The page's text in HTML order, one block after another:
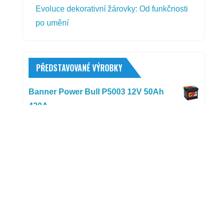
Evoluce dekorativní žárovky: Od funkčnosti
po umění
PŘEDSTAVOVANÉ VÝROBKY
Banner Power Bull P5003 12V 50Ah
420A